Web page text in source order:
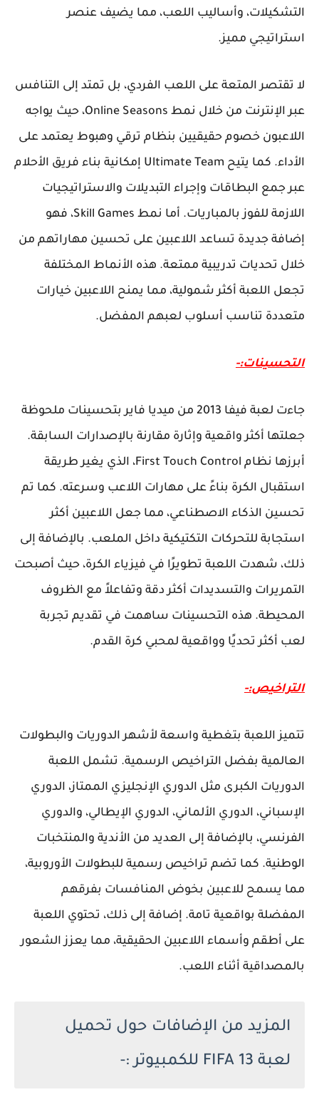
التشكيلات، وأساليب اللعب، مما يضيف عنصر
استراتيجي مميز.
لا تقتصر المتعة على اللعب الفردي، بل تمتد إلى التنافس
عبر الإنترنت من خلال نمط Online Seasons، حيث يواجه
اللاعبون خصوم حقيقيين بنظام ترقي وهبوط يعتمد على
الأداء. كما يتيح Ultimate Team إمكانية بناء فريق الأحلام
عبر جمع البطاقات وإجراء التبديلات والاستراتيجيات
اللازمة للفوز بالمباريات. أما نمط Skill Games، فهو
إضافة جديدة تساعد اللاعبين على تحسين مهاراتهم من
خلال تحديات تدريبية ممتعة. هذه الأنماط المختلفة
تجعل اللعبة أكثر شمولية، مما يمنح اللاعبين خيارات
متعددة تناسب أسلوب لعبهم المفضل.
التحسينات:-
جاءت لعبة فيفا 2013 من ميديا فاير بتحسينات ملحوظة
جعلتها أكثر واقعية وإثارة مقارنة بالإصدارات السابقة.
أبرزها نظام First Touch Control، الذي يغير طريقة
استقبال الكرة بناءً على مهارات اللاعب وسرعته. كما تم
تحسين الذكاء الاصطناعي، مما جعل اللاعبين أكثر
استجابة للتحركات التكتيكية داخل الملعب. بالإضافة إلى
ذلك، شهدت اللعبة تطويرًا في فيزياء الكرة، حيث أصبحت
التمريرات والتسديدات أكثر دقة وتفاعلاً مع الظروف
المحيطة. هذه التحسينات ساهمت في تقديم تجربة
لعب أكثر تحديًا وواقعية لمحبي كرة القدم.
التراخيص:-
تتميز اللعبة بتغطية واسعة لأشهر الدوريات والبطولات
العالمية بفضل التراخيص الرسمية. تشمل اللعبة
الدوريات الكبرى مثل الدوري الإنجليزي الممتاز، الدوري
الإسباني، الدوري الألماني، الدوري الإيطالي، والدوري
الفرنسي، بالإضافة إلى العديد من الأندية والمنتخبات
الوطنية. كما تضم تراخيص رسمية للبطولات الأوروبية،
مما يسمح للاعبين بخوض المنافسات بفرقهم
المفضلة بواقعية تامة. إضافة إلى ذلك، تحتوي اللعبة
على أطقم وأسماء اللاعبين الحقيقية، مما يعزز الشعور
بالمصداقية أثناء اللعب.
المزيد من الإضافات حول تحميل
لعبة FIFA 13 للكمبيوتر :-